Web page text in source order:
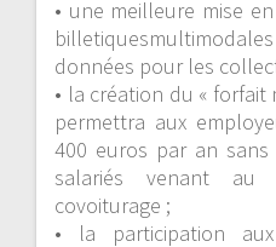
• une meilleure mise
billetiquesmultimodales
données pour les
• la création du « forfait
permettra aux
400 euros par an
salariés venant
covoiturage ;
• la participation